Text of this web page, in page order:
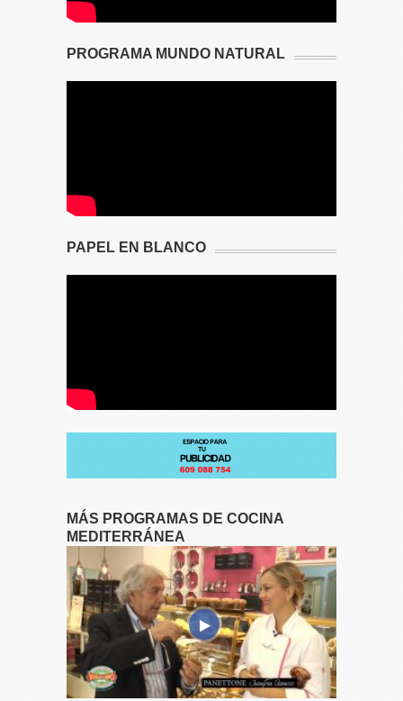
PROGRAMA MUNDO NATURAL
PAPEL EN BLANCO
MÁS PROGRAMAS DE COCINA
MEDITERRÁNEA